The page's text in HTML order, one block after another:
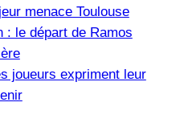
menace Toulouse
: le départ de Ramos
joueurs expriment leur